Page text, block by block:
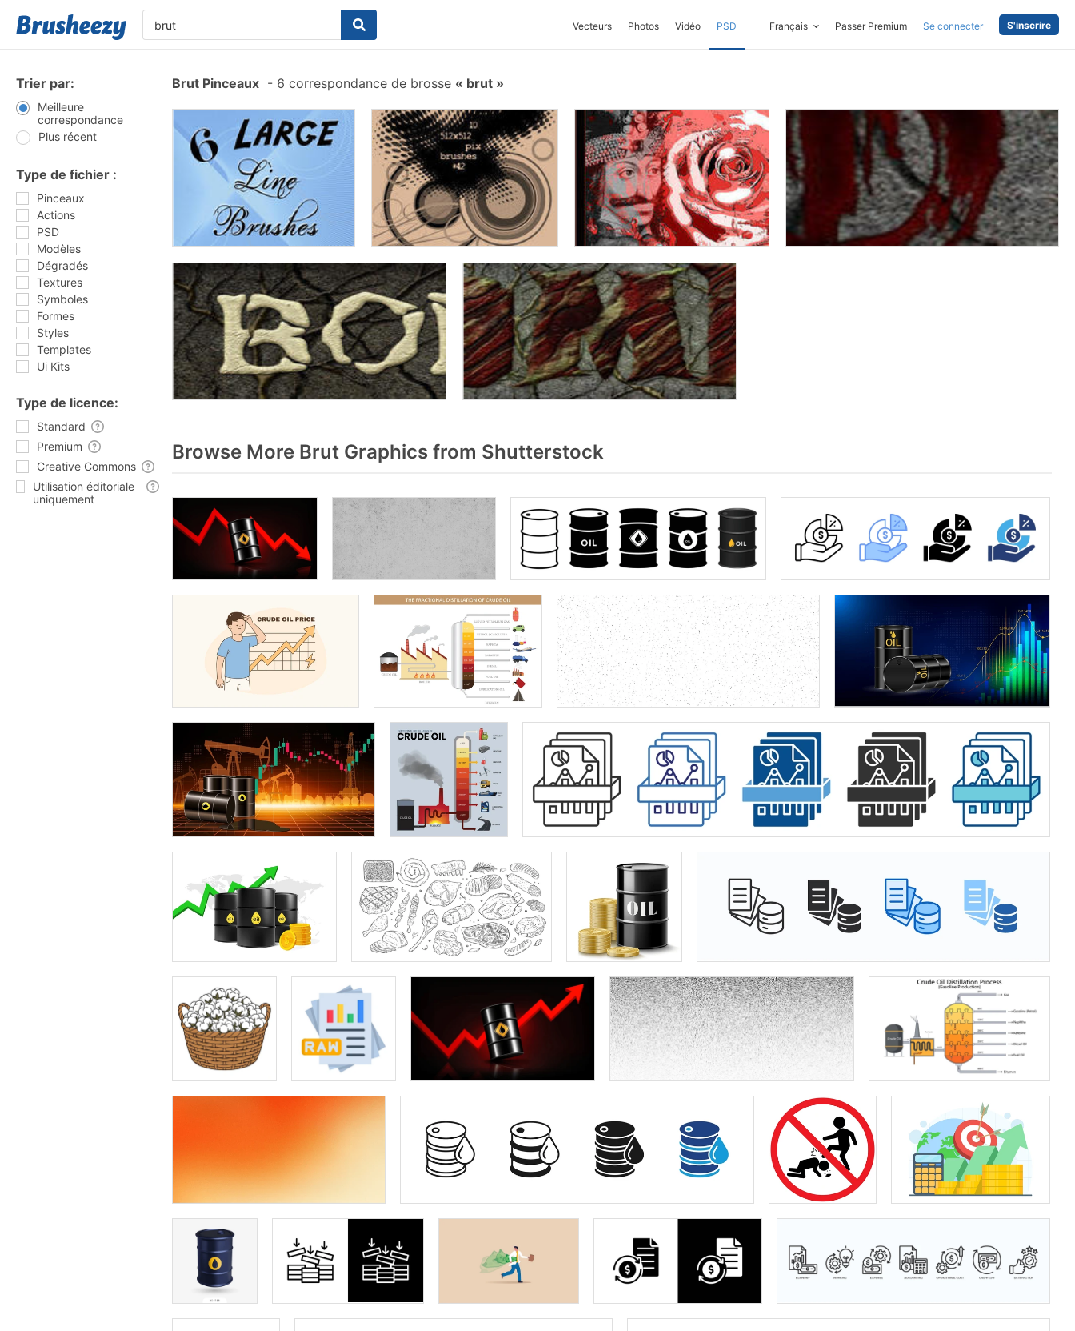
Vecteurs Photos Vidéo PSD Français Passer Premium Se connecter S'inscrire
Trier par:
Meilleure
correspondance
Plus récent
Type de fichier :
Pinceaux
Actions
PSD
Modèles
Dégradés
Textures
Symboles
Formes
Styles
Templates
Ui Kits
Type de licence:
Standard
Premium
Creative Commons
Utilisation éditoriale
uniquement
Brut Pinceaux - 6 correspondance de brosse brut
Browse More Brut Graphics from Shutterstock